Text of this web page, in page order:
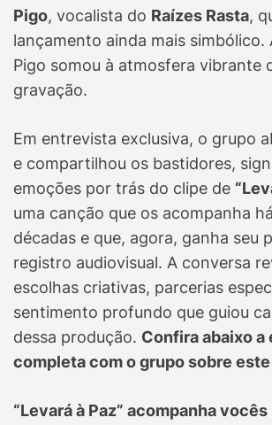
Pigo, vocalista do Raízes Rasta,
lançamento ainda mais simbólico.
Pigo somou à atmosfera vibrante
gravação.
Em entrevista exclusiva, o grupo
e compartilhou os bastidores,
emoções por trás do clipe de
uma canção que os acompanha
décadas e que, agora, ganha seu
registro audiovisual. A conversa
escolhas criativas, parcerias
sentimento profundo que guiou
dessa produção. Confira abaixo
completa com o grupo sobre
“Levará à Paz” acompanha